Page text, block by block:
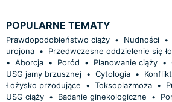
POPULARNE TEMATY
Prawdopodobieństwo ciąży • Nudności •
urojona • Przedwczesne oddzielenie się
• Aborcja • Poród • Planowanie ciąży •
USG jamy brzusznej • Cytologia •
Łożysko przodujące
• Toksoplazmoza •
USG ciąży • Badanie ginekologiczne •